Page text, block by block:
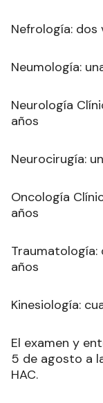
Nefrología:
Neumología:
Neurología
años
Neurocirugía:
Oncología
años
años
Kinesiología:
El examen y
5 de agosto a
HAC.